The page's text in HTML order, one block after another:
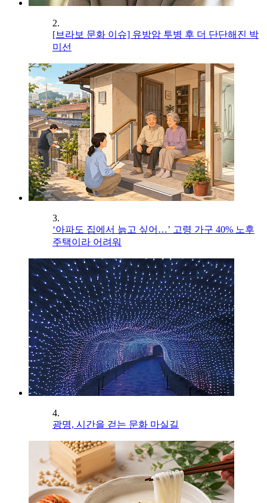
2.
[브라보 문화 이슈] 유방암 투병 후 더 단단해진 박
미선
3.
‘아파도 집에서 늙고 싶어…’ 고령 가구 40% 노후
주택이라 어려워
4.
광명, 시간을 걷는 문화 마실길